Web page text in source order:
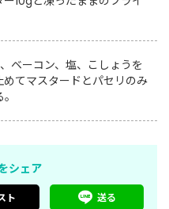
ベーコン、塩、こしょうを
てマスタードとパセリのみ
シェア
ト 送る